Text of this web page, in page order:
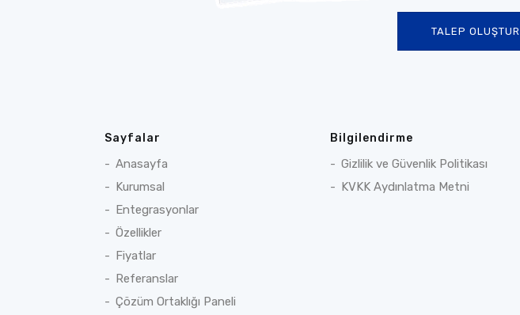
TALEP OLUŞTUR
Sayfalar
Anasayfa
Kurumsal
Entegrasyonlar
Özellikler
Fiyatlar
Referanslar
Çözüm Ortaklığı Paneli
Bilgilendirme
Gizlilik ve Güvenlik Politikası
KVKK Aydınlatma Metni